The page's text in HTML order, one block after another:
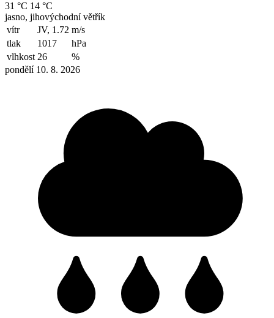
31 °C 14 °C
jasno, jihovýchodní větřík
vítr
JV, 1.72 m/s
tlak
1017
hPa
vlhkost 26
%
pondělí 10. 8. 2026